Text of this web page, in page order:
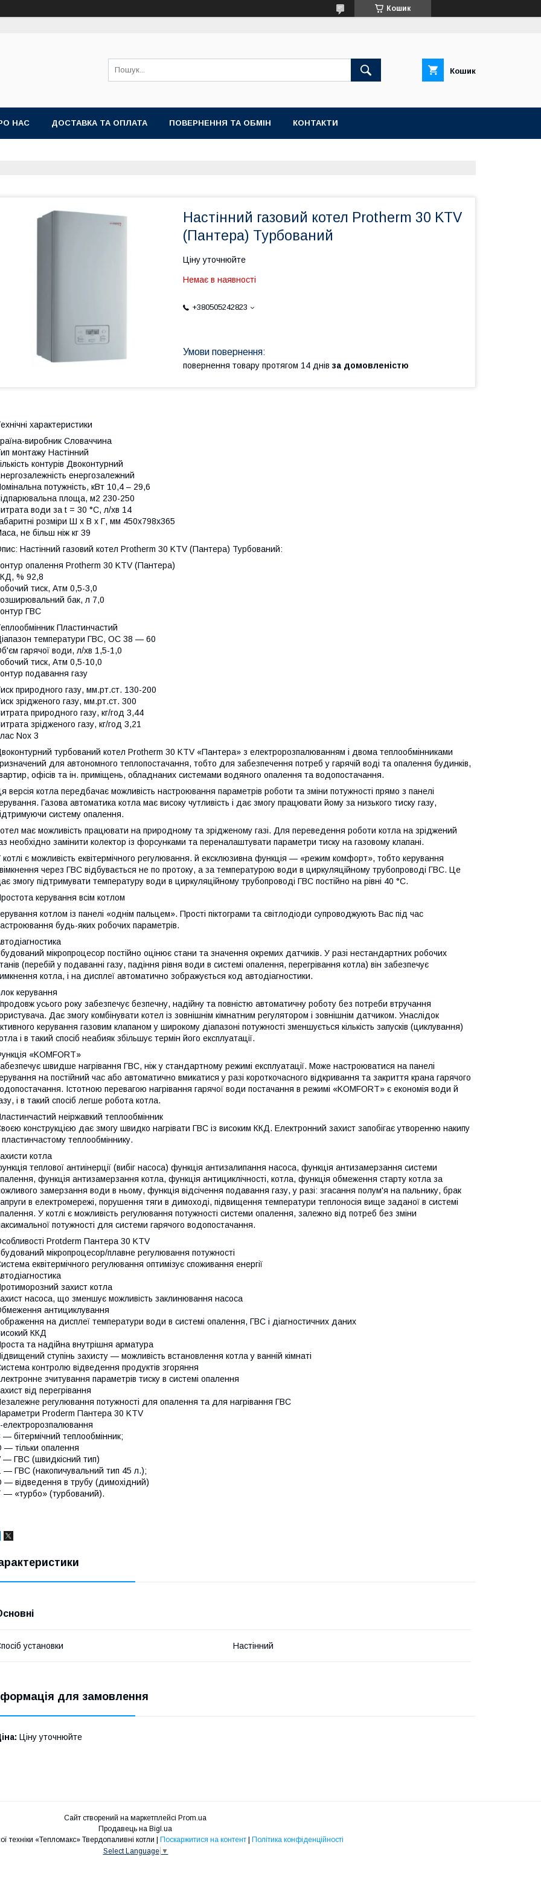
Кошик
Кошик
НАС ДОСТАВКА ТА ОПЛАТА ПОВЕРНЕННЯ ТА ОБМІН КОНТАКТИ
Настінний газовий котел Protherm 30 KTV
(Пантера) Турбований
Ціну уточнюйте
Немає в наявності
+380505242823
повернення товару протягом 14 днів за домовленістю
характеристики
виробник Словаччина
монтажу Настінний
контурів Двоконтурний
енергозалежний
потужність, кВт 10,4 – 29,6
площа, м2 230-250
води за t = 30 °C, л/хв 14
розміри Ш х В х Г, мм 450x798x365
не більш ніж кг 39
Настінний газовий котел Protherm 30 KTV (Пантера) Турбований:
опалення Protherm 30 KTV (Пантера)
% 92,8
тиск, Атм 0,5-3,0
бак, л 7,0
ГВС
Пластинчастий
температури ГВС, ОС 38 — 60
гарячої води, л/хв 1,5-1,0
тиск, Атм 0,5-10,0
подавання газу
природного газу, мм.рт.ст. 130-200
зрідженого газу, мм.рт.ст. 300
природного газу, кг/год 3,44
зрідженого газу, кг/год 3,21
Nox 3
турбований котел Protherm 30 KTV «Пантера» з електророзпалюванням і двома теплообмінниками
для автономного теплопостачання, тобто для забезпечення потреб у гарячій воді та опалення будинків,
офісів та ін. приміщень, обладнаних системами водяного опалення та водопостачання.
версія котла передбачає можливість настроювання параметрів роботи та зміни потужності прямо з панелі
Газова автоматика котла має високу чутливість і дає змогу працювати йому за низького тиску газу,
систему опалення.
має можливість працювати на природному та зрідженому газі. Для переведення роботи котла на зріджений
необхідно замінити колектор із форсунками та переналаштувати параметри тиску на газовому клапані.
котлі є можливість еквітермічного регулювання. й ексклюзивна функція — «режим комфорт», тобто керування
через ГВС відбувається не по протоку, а за температурою води в циркуляційному трубопроводі ГВС. Це
змогу підтримувати температуру води в циркуляційному трубопроводі ГВС постійно на рівні 40 °C.
керування всім котлом
котлом із панелі «однім пальцем». Прості піктограми та світлодіоди супроводжують Вас під час
будь-яких робочих параметрів.
мікропроцесор постійно оцінює стани та значення окремих датчиків. У разі нестандартних робочих
(перебій у подаванні газу, падіння рівня води в системі опалення, перегрівання котла) він забезпечує
котла, і на дисплеї автоматично зображується код автодіагностики.
керування
усього року забезпечує безпечну, надійну та повністю автоматичну роботу без потреби втручання
Дає змогу комбінувати котел із зовнішнім кімнатним регулятором і зовнішнім датчиком. Унаслідок
керування газовим клапаном у широкому діапазоні потужності зменшується кількість запусків (циклування)
і в такий спосіб неабияк збільшує термін його експлуатації.
«KOMFORT»
швидше нагрівання ГВС, ніж у стандартному режимі експлуатації. Може настроюватися на панелі
на постійний час або автоматично вмикатися у разі короткочасного відкривання та закриття крана гарячого
Істотною перевагою нагрівання гарячої води постачання в режимі «KOMFORT» є економія води й
і в такий спосіб легше робота котла.
неіржавкий теплообмінник
конструкцією дає змогу швидко нагрівати ГВС із високим ККД. Електронний захист запобігає утворенню накипу
пластинчастому теплообміннику.
котла
теплової антиінерції (вибіг насоса) функція антизалипання насоса, функція антизамерзання системи
функція антизамерзання котла, функція антициклічності, котла, функція обмеження старту котла за
замерзання води в ньому, функція відсічення подавання газу, у разі: згасання полум'я на пальнику, брак
в електромережі, порушення тяги в димоході, підвищення температури теплоносія вище заданої в системі
У котлі є можливість регулювання потужності системи опалення, залежно від потреб без зміни
потужності для системи гарячого водопостачання.
Protderm Пантера 30 KTV
мікропроцесор/плавне регулювання потужності
еквітермічного регулювання оптимізує споживання енергії
захист котла
насоса, що зменшує можливість заклинювання насоса
антициклування
на дисплеї температури води в системі опалення, ГВC і діагностичних даних
ККД
та надійна внутрішня арматура
ступінь захисту — можливість встановлення котла у ванній кімнаті
контролю відведення продуктів згоряння
зчитування параметрів тиску в системі опалення
від перегрівання
регулювання потужності для опалення та для нагрівання ГВC
Proderm Пантера 30 KTV
електророзпалювання
— бітермічний теплообмінник;
— тільки опалення
— ГВС (швидкісний тип)
— ГВС (накопичувальний тип 45 л.);
— відведення в трубу (димохідний)
— «турбо» (турбований).
установки Настінний
для замовлення
Ціну уточнюйте
Сайт створений на маркетплейсі Prom.ua
Продавець на Bigl.ua
Поскаржитися на контент
Політика конфіденційності
Select Language ▼